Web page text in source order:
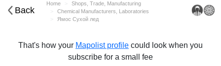
Back
Home
Shops, Trade, Manufacturing
Chemical Manufacturers, Laboratories
Ямос Сухой лед
That's how your Mapolist profile could look when you
subscribe for a small fee